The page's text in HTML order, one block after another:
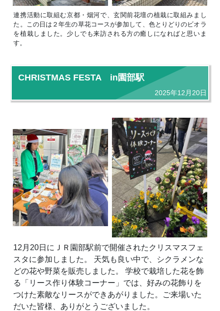
連携活動に取組む京都・烟河で、玄関前花壇の植栽に取組みまし
た。この日は２年生の草花コースが参加して、色とりどりのビオラ
を植栽しました。少しでも来訪される方の癒しになればと思いま
す。
CHRISTMAS FESTA in園部駅
2025年12月20日
12月20日にＪＲ園部駅前で開催されたクリスマスフェ
スタに参加しました。 天気も良い中で、シクラメンな
どの花や野菜を販売しました。 学校で栽培した花を飾
る「リース作り体験コーナー」では、好みの花飾りを
つけた素敵なリースができあがりました。ご来場いた
だいた皆様、ありがとうございました。